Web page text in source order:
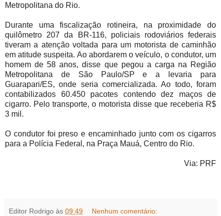
Metropolitana do Rio.
Durante uma fiscalização rotineira, na proximidade do
quilômetro 207 da BR-116, policiais rodoviários federais
tiveram a atenção voltada para um motorista de caminhão
em atitude suspeita. Ao abordarem o veículo, o condutor, um
homem de 58 anos, disse que pegou a carga na Região
Metropolitana de São Paulo/SP e a levaria para
Guarapari/ES, onde seria comercializada. Ao todo, foram
contabilizados 60.450 pacotes contendo dez maços de
cigarro. Pelo transporte, o motorista disse que receberia R$
3 mil.
O condutor foi preso e encaminhado junto com os cigarros
para a Polícia Federal, na Praça Mauá, Centro do Rio.
Via: PRF
Editor Rodrigo às 09:49 Nenhum comentário: